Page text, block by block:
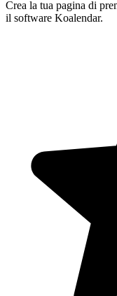
Crea la tua pagina di
il software Koalendar.